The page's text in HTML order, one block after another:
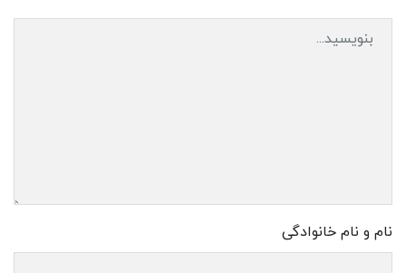
نام و نام خانوادگی